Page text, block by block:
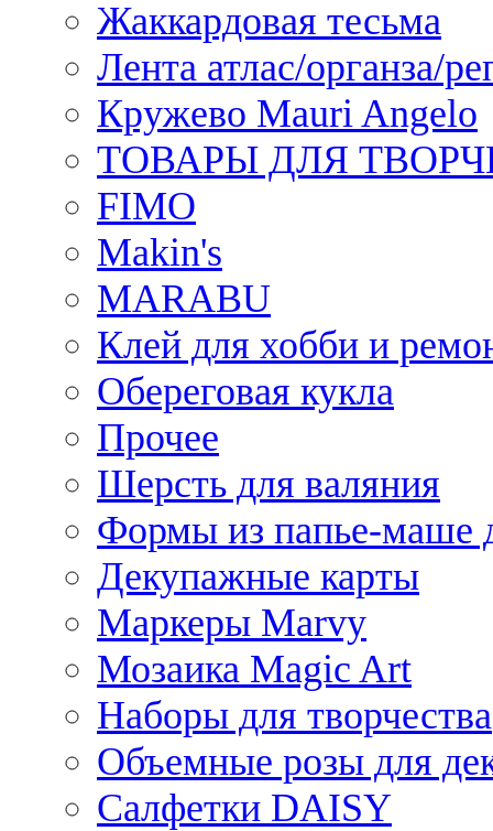
Жаккардовая тесьма
Лента атлас/органза/
Кружево Mauri Angelo
ТОВАРЫ ДЛЯ
FIMO
Makin's
MARABU
Клей для хобби и
Обереговая кукла
Прочее
Шерсть для валяния
Формы из папье-маше
Декупажные карты
Маркеры Marvy
Мозаика Magic Art
Наборы для творчества
Объемные розы для
Салфетки DAISY